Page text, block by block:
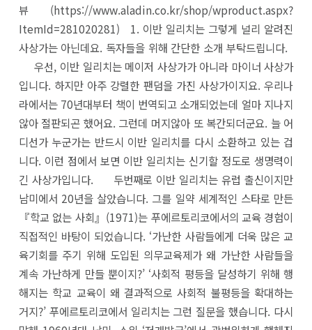
뷰 (https://www.aladin.co.kr/shop/wproduct.aspx?
ItemId=281020281) 1. 이반 일리치는 그렇게 널리 알려진
사상가는 아닌데요. 독자들을 위해 간단한 소개 부탁드립니다.
우선, 이반 일리치는 메이저 사상가가 아니라 마이너 사상가
입니다. 하지만 아주 강렬한 팬덤을 가진 사상가이지요. 우리나
라에서는 70년대부터 책이 번역되고 소개되었는데 얼마 지나지
않아 절판되곤 했어요. 그런데 머지않아 또 복간되더군요. 늘 어
디선가 누군가는 반드시 이반 일리치를 다시 소환하고 있는 겁
니다. 이런 점에서 보면 이반 일리치는 신기할 정도로 생명력이
긴 사상가입니다. 두번째로 이반 일리치는 유럽 출신이지만
남미에서 20년을 살았습니다. 그를 일약 세계적인 스타로 만든
『학교 없는 사회』(1971)는 푸에르토리코에서의 교육 경험이
직접적인 바탕이 되었습니다. ‘가난한 사람들에게 더욱 많은 교
육기회를 주기 위해 도입된 의무교육제가 왜 가난한 사람들을
계속 가난하게 만들 뿐이지?’ ‘사회적 평등을 달성하기 위해 행
해지는 학교 교육이 왜 결과적으로 사회적 불평등을 확대하는
거지?’ 푸에르토리코에서 일리치는 그런 질문을 했습니다. 다시